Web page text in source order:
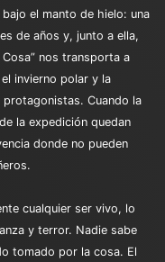
el manto de hielo: una
de años y, junto a ella,
nos transporta a
invierno polar y la
Cuando la
la expedición quedan
donde no pueden
cualquier ser vivo, lo
y terror. Nadie sabe
tomado por la cosa. El